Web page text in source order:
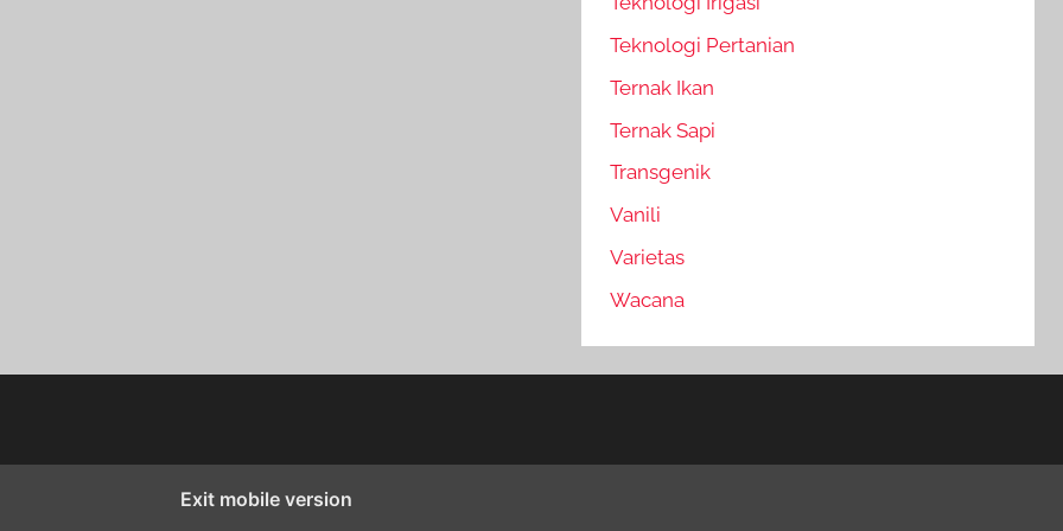
Teknologi Pertanian
Ternak Ikan
Ternak Sapi
Transgenik
Vanili
Varietas
Wacana
Exit mobile version